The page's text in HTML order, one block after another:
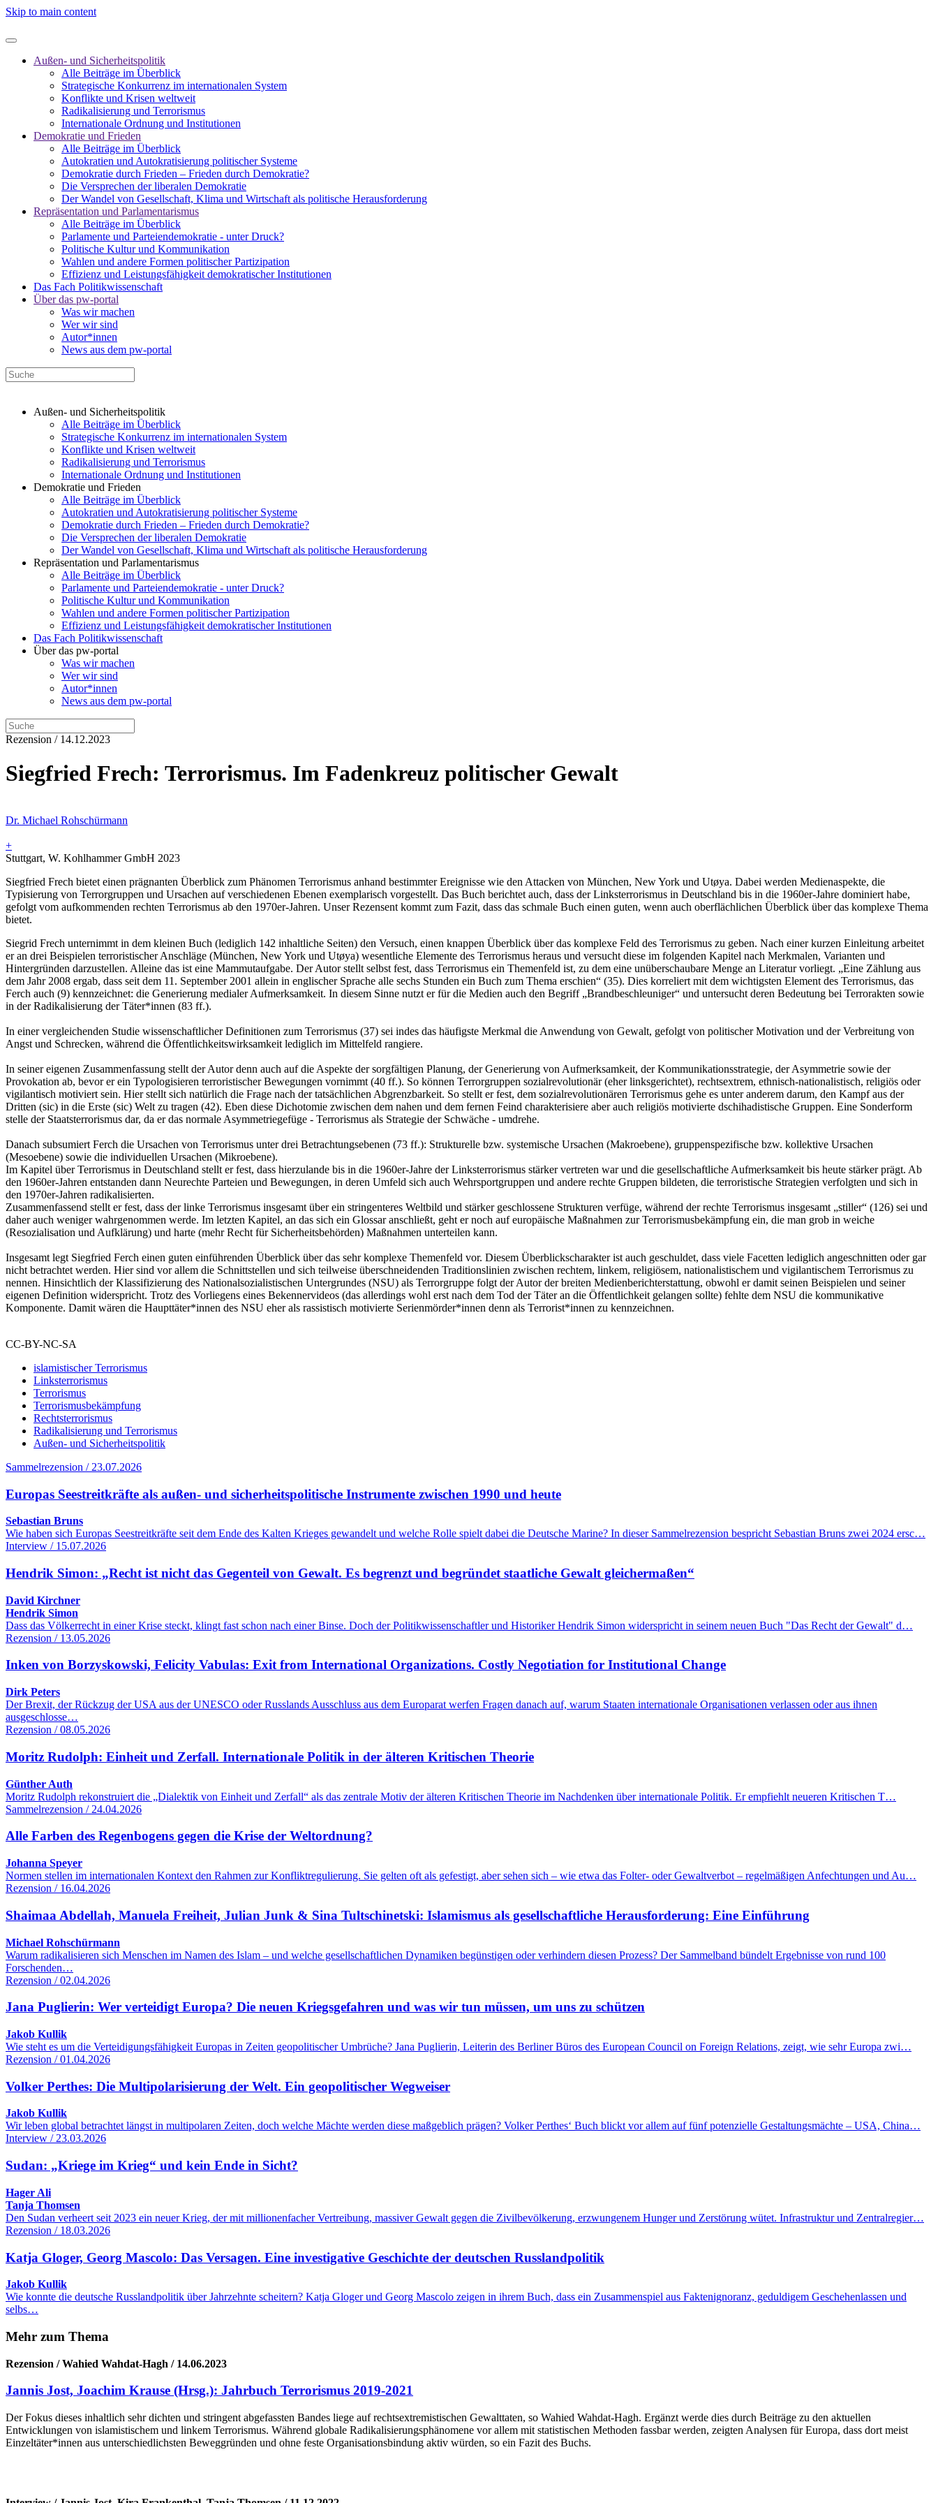
Skip to main content
Außen- und Sicherheitspolitik
Alle Beiträge im Überblick
Strategische Konkurrenz im internationalen System
Konflikte und Krisen weltweit
Radikalisierung und Terrorismus
Internationale Ordnung und Institutionen
Demokratie und Frieden
Alle Beiträge im Überblick
Autokratien und Autokratisierung politischer Systeme
Demokratie durch Frieden – Frieden durch Demokratie?
Die Versprechen der liberalen Demokratie
Der Wandel von Gesellschaft, Klima und Wirtschaft als politische Herausforderung
Repräsentation und Parlamentarismus
Alle Beiträge im Überblick
Parlamente und Parteiendemokratie - unter Druck?
Politische Kultur und Kommunikation
Wahlen und andere Formen politischer Partizipation
Effizienz und Leistungsfähigkeit demokratischer Institutionen
Das Fach Politikwissenschaft
Über das pw-portal
Was wir machen
Wer wir sind
Autor*innen
News aus dem pw-portal
Außen- und Sicherheitspolitik
Alle Beiträge im Überblick
Strategische Konkurrenz im internationalen System
Konflikte und Krisen weltweit
Radikalisierung und Terrorismus
Internationale Ordnung und Institutionen
Demokratie und Frieden
Alle Beiträge im Überblick
Autokratien und Autokratisierung politischer Systeme
Demokratie durch Frieden – Frieden durch Demokratie?
Die Versprechen der liberalen Demokratie
Der Wandel von Gesellschaft, Klima und Wirtschaft als politische Herausforderung
Repräsentation und Parlamentarismus
Alle Beiträge im Überblick
Parlamente und Parteiendemokratie - unter Druck?
Politische Kultur und Kommunikation
Wahlen und andere Formen politischer Partizipation
Effizienz und Leistungsfähigkeit demokratischer Institutionen
Das Fach Politikwissenschaft
Über das pw-portal
Was wir machen
Wer wir sind
Autor*innen
News aus dem pw-portal
Rezension / 14.12.2023
Siegfried Frech: Terrorismus. Im Fadenkreuz politischer Gewalt
Dr. Michael Rohschürmann
+
Stuttgart, W. Kohlhammer GmbH 2023
Siegfried Frech bietet einen prägnanten Überblick zum Phänomen Terrorismus anhand bestimmter Ereignisse wie den Attacken von München, New York und Utøya. Dabei werden Medienaspekte, die
Typisierung von Terrorgruppen und Ursachen auf verschiedenen Ebenen exemplarisch vorgestellt. Das Buch berichtet auch, dass der Linksterrorismus in Deutschland bis in die 1960er-Jahre dominiert habe,
gefolgt vom aufkommenden rechten Terrorismus ab den 1970er-Jahren. Unser Rezensent kommt zum Fazit, dass das schmale Buch einen guten, wenn auch oberflächlichen Überblick über das komplexe Thema
bietet.
Siegrid Frech unternimmt in dem kleinen Buch (lediglich 142 inhaltliche Seiten) den Versuch, einen knappen Überblick über das komplexe Feld des Terrorismus zu geben. Nach einer kurzen Einleitung arbeitet
er an drei Beispielen terroristischer Anschläge (München, New York und Utøya) wesentliche Elemente des Terrorismus heraus und versucht diese im folgenden Kapitel nach Merkmalen, Varianten und
Hintergründen darzustellen. Alleine das ist eine Mammutaufgabe. Der Autor stellt selbst fest, dass Terrorismus ein Themenfeld ist, zu dem eine unüberschaubare Menge an Literatur vorliegt. „Eine Zählung aus
dem Jahr 2008 ergab, dass seit dem 11. September 2001 allein in englischer Sprache alle sechs Stunden ein Buch zum Thema erschien“ (35). Dies korreliert mit dem wichtigsten Element des Terrorismus, das
Ferch auch (9) kennzeichnet: die Generierung medialer Aufmerksamkeit. In diesem Sinne nutzt er für die Medien auch den Begriff „Brandbeschleuniger“ und untersucht deren Bedeutung bei Terrorakten sowie
in der Radikalisierung der Täter*innen (83 ff.).
In einer vergleichenden Studie wissenschaftlicher Definitionen zum Terrorismus (37) sei indes das häufigste Merkmal die Anwendung von Gewalt, gefolgt von politischer Motivation und der Verbreitung von
Angst und Schrecken, während die Öffentlichkeitswirksamkeit lediglich im Mittelfeld rangiere.
In seiner eigenen Zusammenfassung stellt der Autor denn auch auf die Aspekte der sorgfältigen Planung, der Generierung von Aufmerksamkeit, der Kommunikationsstrategie, der Asymmetrie sowie der
Provokation ab, bevor er ein Typologisieren terroristischer Bewegungen vornimmt (40 ff.). So können Terrorgruppen sozialrevolutionär (eher linksgerichtet), rechtsextrem, ethnisch-nationalistisch, religiös oder
vigilantisch motiviert sein. Hier stellt sich natürlich die Frage nach der tatsächlichen Abgrenzbarkeit. So stellt er fest, dem sozialrevolutionären Terrorismus gehe es unter anderem darum, den Kampf aus der
Dritten (sic) in die Erste (sic) Welt zu tragen (42). Eben diese Dichotomie zwischen dem nahen und dem fernen Feind charakterisiere aber auch religiös motivierte dschihadistische Gruppen. Eine Sonderform
stelle der Staatsterrorismus dar, da er das normale Asymmetriegefüge - Terrorismus als Strategie der Schwäche - umdrehe.
Danach subsumiert Ferch die Ursachen von Terrorismus unter drei Betrachtungsebenen (73 ff.): Strukturelle bzw. systemische Ursachen (Makroebene), gruppenspezifische bzw. kollektive Ursachen
(Mesoebene) sowie die individuellen Ursachen (Mikroebene).
Im Kapitel über Terrorismus in Deutschland stellt er fest, dass hierzulande bis in die 1960er-Jahre der Linksterrorismus stärker vertreten war und die gesellschaftliche Aufmerksamkeit bis heute stärker prägt. Ab
den 1960er-Jahren entstanden dann Neurechte Parteien und Bewegungen, in deren Umfeld sich auch Wehrsportgruppen und andere rechte Gruppen bildeten, die terroristische Strategien verfolgten und sich in
den 1970er-Jahren radikalisierten.
Zusammenfassend stellt er fest, dass der linke Terrorismus insgesamt über ein stringenteres Weltbild und stärker geschlossene Strukturen verfüge, während der rechte Terrorismus insgesamt „stiller“ (126) sei und
daher auch weniger wahrgenommen werde. Im letzten Kapitel, an das sich ein Glossar anschließt, geht er noch auf europäische Maßnahmen zur Terrorismusbekämpfung ein, die man grob in weiche
(Resozialisation und Aufklärung) und harte (mehr Recht für Sicherheitsbehörden) Maßnahmen unterteilen kann.
Insgesamt legt Siegfried Ferch einen guten einführenden Überblick über das sehr komplexe Themenfeld vor. Diesem Überblickscharakter ist auch geschuldet, dass viele Facetten lediglich angeschnitten oder gar
nicht betrachtet werden. Hier sind vor allem die Schnittstellen und sich teilweise überschneidenden Traditionslinien zwischen rechtem, linkem, religiösem, nationalistischem und vigilantischem Terrorismus zu
nennen. Hinsichtlich der Klassifizierung des Nationalsozialistischen Untergrundes (NSU) als Terrorgruppe folgt der Autor der breiten Medienberichterstattung, obwohl er damit seinen Beispielen und seiner
eigenen Definition widerspricht. Trotz des Vorliegens eines Bekennervideos (das allerdings wohl erst nach dem Tod der Täter an die Öffentlichkeit gelangen sollte) fehlte dem NSU die kommunikative
Komponente. Damit wären die Haupttäter*innen des NSU eher als rassistisch motivierte Serienmörder*innen denn als Terrorist*innen zu kennzeichnen.
CC-BY-NC-SA
islamistischer Terrorismus
Linksterrorismus
Terrorismus
Terrorismusbekämpfung
Rechtsterrorismus
Radikalisierung und Terrorismus
Außen- und Sicherheitspolitik
Sammelrezension / 23.07.2026
Europas Seestreitkräfte als außen- und sicherheitspolitische Instrumente zwischen 1990 und heute
Sebastian Bruns
Wie haben sich Europas Seestreitkräfte seit dem Ende des Kalten Krieges gewandelt und welche Rolle spielt dabei die Deutsche Marine? In dieser Sammelrezension bespricht Sebastian Bruns zwei 2024 ersc…
Interview / 15.07.2026
Hendrik Simon: „Recht ist nicht das Gegenteil von Gewalt. Es begrenzt und begründet staatliche Gewalt gleichermaßen“
David Kirchner
Hendrik Simon
Dass das Völkerrecht in einer Krise steckt, klingt fast schon nach einer Binse. Doch der Politikwissenschaftler und Historiker Hendrik Simon widerspricht in seinem neuen Buch "Das Recht der Gewalt" d…
Rezension / 13.05.2026
Inken von Borzyskowski, Felicity Vabulas: Exit from International Organizations. Costly Negotiation for Institutional Change
Dirk Peters
Der Brexit, der Rückzug der USA aus der UNESCO oder Russlands Ausschluss aus dem Europarat werfen Fragen danach auf, warum Staaten internationale Organisationen verlassen oder aus ihnen
ausgeschlosse…
Rezension / 08.05.2026
Moritz Rudolph: Einheit und Zerfall. Internationale Politik in der älteren Kritischen Theorie
Günther Auth
Moritz Rudolph rekonstruiert die „Dialektik von Einheit und Zerfall“ als das zentrale Motiv der älteren Kritischen Theorie im Nachdenken über internationale Politik. Er empfiehlt neueren Kritischen T…
Sammelrezension / 24.04.2026
Alle Farben des Regenbogens gegen die Krise der Weltordnung?
Johanna Speyer
Normen stellen im internationalen Kontext den Rahmen zur Konfliktregulierung. Sie gelten oft als gefestigt, aber sehen sich – wie etwa das Folter- oder Gewaltverbot – regelmäßigen Anfechtungen und Au…
Rezension / 16.04.2026
Shaimaa Abdellah, Manuela Freiheit, Julian Junk & Sina Tultschinetski: Islamismus als gesellschaftliche Herausforderung: Eine Einführung
Michael Rohschürmann
Warum radikalisieren sich Menschen im Namen des Islam – und welche gesellschaftlichen Dynamiken begünstigen oder verhindern diesen Prozess? Der Sammelband bündelt Ergebnisse von rund 100
Forschenden…
Rezension / 02.04.2026
Jana Puglierin: Wer verteidigt Europa? Die neuen Kriegsgefahren und was wir tun müssen, um uns zu schützen
Jakob Kullik
Wie steht es um die Verteidigungsfähigkeit Europas in Zeiten geopolitischer Umbrüche? Jana Puglierin, Leiterin des Berliner Büros des European Council on Foreign Relations, zeigt, wie sehr Europa zwi…
Rezension / 01.04.2026
Volker Perthes: Die Multipolarisierung der Welt. Ein geopolitischer Wegweiser
Jakob Kullik
Wir leben global betrachtet längst in multipolaren Zeiten, doch welche Mächte werden diese maßgeblich prägen? Volker Perthes‘ Buch blickt vor allem auf fünf potenzielle Gestaltungsmächte – USA, China…
Interview / 23.03.2026
Sudan: „Kriege im Krieg“ und kein Ende in Sicht?
Hager Ali
Tanja Thomsen
Den Sudan verheert seit 2023 ein neuer Krieg, der mit millionenfacher Vertreibung, massiver Gewalt gegen die Zivilbevölkerung, erzwungenem Hunger und Zerstörung wütet. Infrastruktur und Zentralregier…
Rezension / 18.03.2026
Katja Gloger, Georg Mascolo: Das Versagen. Eine investigative Geschichte der deutschen Russlandpolitik
Jakob Kullik
Wie konnte die deutsche Russlandpolitik über Jahrzehnte scheitern? Katja Gloger und Georg Mascolo zeigen in ihrem Buch, dass ein Zusammenspiel aus Faktenignoranz, geduldigem Geschehenlassen und
selbs…
Mehr zum Thema
Rezension / Wahied Wahdat-Hagh / 14.06.2023
Jannis Jost, Joachim Krause (Hrsg.): Jahrbuch Terrorismus 2019-2021
Der Fokus dieses inhaltlich sehr dichten und stringent abgefassten Bandes liege auf rechtsextremistischen Gewalttaten, so Wahied Wahdat-Hagh. Ergänzt werde dies durch Beiträge zu den aktuellen
Entwicklungen von islamistischem und linkem Terrorismus. Während globale Radikalisierungsphänomene vor allem mit statistischen Methoden fassbar werden, zeigten Analysen für Europa, dass dort meist
Einzeltäter*innen aus unterschiedlichsten Beweggründen und ohne feste Organisationsbindung aktiv würden, so ein Fazit des Buchs.